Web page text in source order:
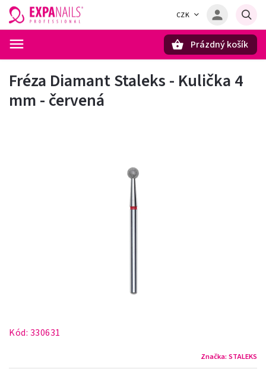
CZK
Prázdný košík
Fréza Diamant Staleks - Kulička 4
mm - červená
Kód: 330631
Značka: STALEKS